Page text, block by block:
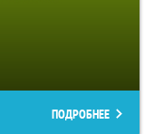
ПОДРОБНЕЕ